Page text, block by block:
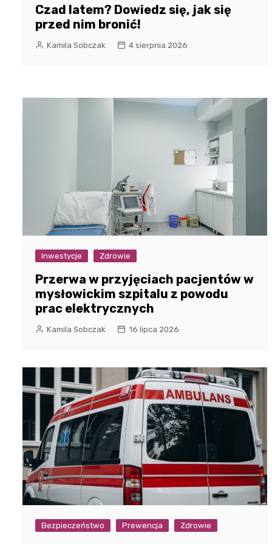
Czad latem? Dowiedz się, jak się
przed nim bronić!
Kamila Sobczak 4 sierpnia 2026
Inwestycje Zdrowie
Przerwa w przyjęciach pacjentów w
mysłowickim szpitalu z powodu
prac elektrycznych
Kamila Sobczak 16 lipca 2026
Bezpieczeństwo Prewencja Zdrowie